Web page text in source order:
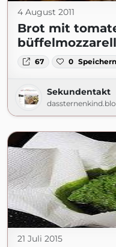
4 August 2011
Brot mit
67 0 Speichern
Sekundentakt
21 Juli 2015